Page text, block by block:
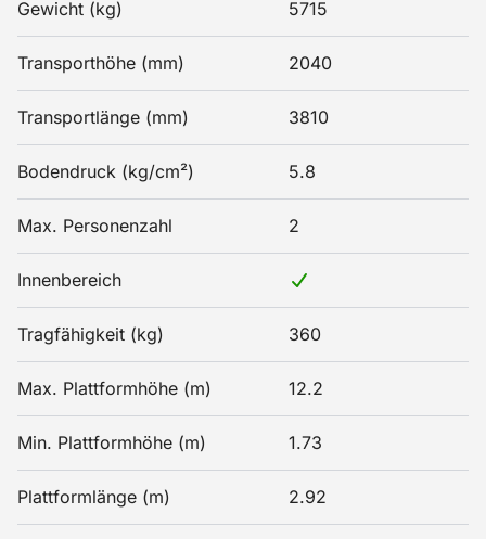
Gewicht (kg) 5715
Transporthöhe (mm) 2040
Transportlänge (mm) 3810
Bodendruck (kg/cm²) 5.8
Max. Personenzahl 2
Innenbereich
Tragfähigkeit (kg) 360
Max. Plattformhöhe (m) 12.2
Min. Plattformhöhe (m) 1.73
Plattformlänge (m) 2.92